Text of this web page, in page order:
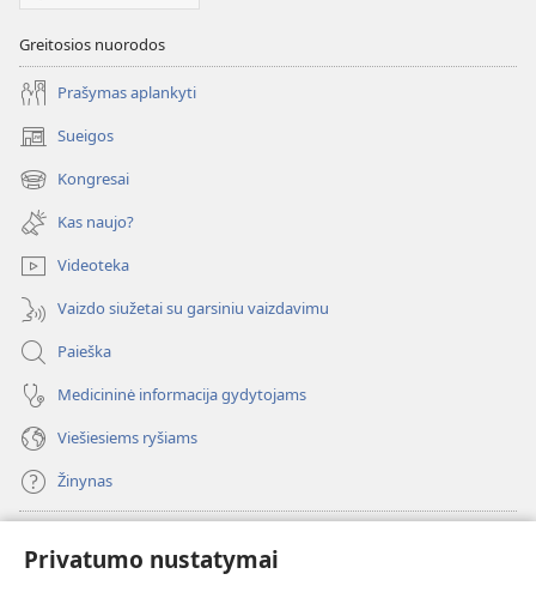
Privatumo nustatymai
Greitosios nuorodos
Prašymas aplankyti
Sueigos
(atsiveria
naujas
langas)
Kongresai
(atsiveria
naujas
langas)
Kas naujo?
Videoteka
Vaizdo siužetai su garsiniu vaizdavimu
Paieška
Medicininė informacija gydytojams
Viešiesiems ryšiams
Žinynas
(atsiveria
naujas